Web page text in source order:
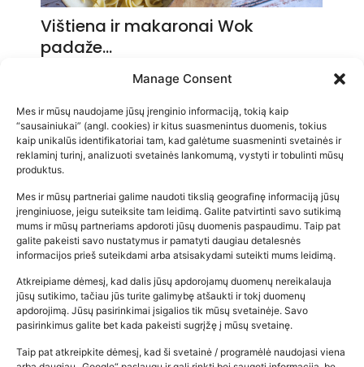
Manage Consent
Mes ir mūsų naudojame jūsų įrenginio informaciją, tokią kaip
“sausainiukai” (angl. cookies) ir kitus suasmenintus duomenis, tokius
kaip unikalūs identifikatoriai tam, kad galėtume suasmeninti svetainės ir
reklaminį turinį, analizuoti svetainės lankomumą, vystyti ir tobulinti mūsų
produktus.
Mes ir mūsų partneriai galime naudoti tikslią geografinę informaciją jūsų
įrenginiuose, jeigu suteiksite tam leidimą. Galite patvirtinti savo sutikimą
mums ir mūsų partneriams apdoroti jūsų duomenis paspaudimu. Taip pat
galite pakeisti savo nustatymus ir pamatyti daugiau detalesnės
informacijos prieš suteikdami arba atsisakydami suteikti mums leidimą.
Atkreipiame dėmesį, kad dalis jūsų apdorojamų duomenų nereikalauja
jūsų sutikimo, tačiau jūs turite galimybę atšaukti ir tokį duomenų
apdorojimą. Jūsų pasirinkimai įsigalios tik mūsų svetainėje. Savo
pasirinkimus galite bet kada pakeisti sugrįžę į mūsų svetainę.
Taip pat atkreipkite dėmesį, kad ši svetainė / programėlė naudojasi viena
Vištiena ir makaronai Wok
padaže…
Populiariausios parduotuvės
kūdikių tyrelės –…
2026-02-22